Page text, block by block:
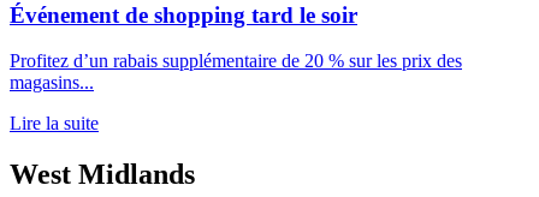
Événement de shopping tard le soir
Profitez d’un rabais supplémentaire de 20 % sur les prix des
magasins...
Lire la suite
West Midlands